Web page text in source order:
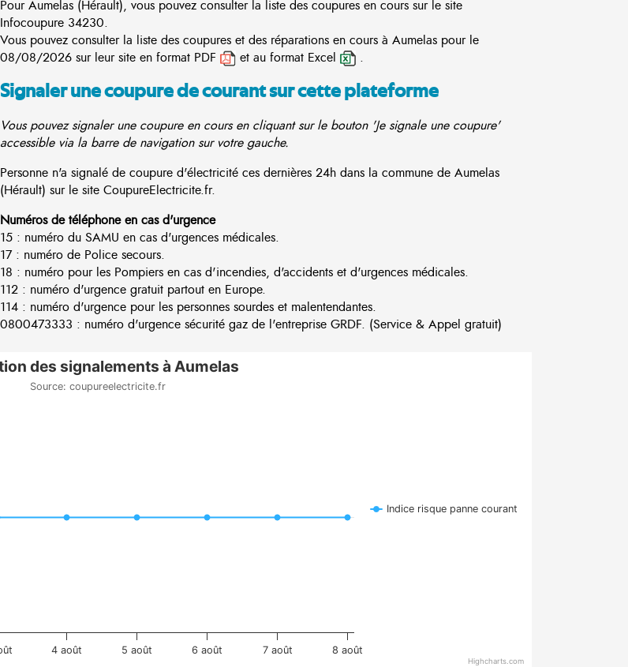
Pour Aumelas (Hérault), vous pouvez consulter la liste des coupures en cours sur le site
Infocoupure 34230.
Vous pouvez consulter la liste des coupures et des réparations en cours à Aumelas pour le
08/08/2026 sur leur site en format PDF
et au format Excel .
Signaler une coupure de courant sur cette plateforme
Vous pouvez signaler une coupure en cours en cliquant sur le bouton 'Je signale une coupure'
accessible via la barre de navigation sur votre gauche.
Personne n'a signalé de coupure d'électricité ces dernières 24h dans la commune de Aumelas
(Hérault) sur le site CoupureElectricite.fr.
Numéros de téléphone en cas d'urgence
15 : numéro du SAMU en cas d'urgences médicales.
17 : numéro de Police secours.
18 : numéro pour les Pompiers en cas d'incendies, d'accidents et d'urgences médicales.
112 : numéro d'urgence gratuit partout en Europe.
114 : numéro d'urgence pour les personnes sourdes et malentendantes.
0800473333 : numéro d'urgence sécurité gaz de l'entreprise GRDF. (Service & Appel gratuit)
des signalements à Aumelas
Source: coupureelectricite.fr
Indice risque panne courant
4 août 5 août 6 août 7 août 8 août
Highcharts.com